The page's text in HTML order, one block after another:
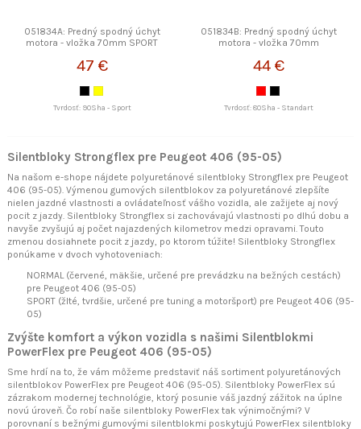
051834A: Predný spodný úchyt
motora - vložka 70mm SPORT
47 €
Tvrdosť: 90Sha - Sport
051834B: Predný spodný úchyt
motora - vložka 70mm
44 €
Tvrdosť: 80Sha - Standart
Silentbloky Strongflex pre Peugeot 406 (95-05)
Na našom e-shope nájdete polyuretánové silentbloky Strongflex pre Peugeot
406 (95-05). Výmenou gumových silentblokov za polyuretánové zlepšíte
nielen jazdné vlastnosti a ovládateľnosť vášho vozidla, ale zažijete aj nový
pocit z jazdy. Silentbloky Strongflex si zachovávajú vlastnosti po dlhú dobu a
navyše zvyšujú aj počet najazdených kilometrov medzi opravami. Touto
zmenou dosiahnete pocit z jazdy, po ktorom túžite! Silentbloky Strongflex
ponúkame v dvoch vyhotoveniach:
NORMAL (červené, mäkšie, určené pre prevádzku na bežných cestách)
pre Peugeot 406 (95-05)
SPORT (žlté, tvrdšie, určené pre tuning a motoršport) pre Peugeot 406 (95-
05)
Zvýšte komfort a výkon vozidla s našimi Silentblokmi
PowerFlex pre Peugeot 406 (95-05)
Sme hrdí na to, že vám môžeme predstaviť náš sortiment polyuretánových
silentblokov PowerFlex pre Peugeot 406 (95-05). Silentbloky PowerFlex sú
zázrakom modernej technológie, ktorý posunie váš jazdný zážitok na úplne
novú úroveň. Čo robí naše silentbloky PowerFlex tak výnimočnými? V
porovnaní s bežnými gumovými silentblokmi poskytujú PowerFlex silentbloky